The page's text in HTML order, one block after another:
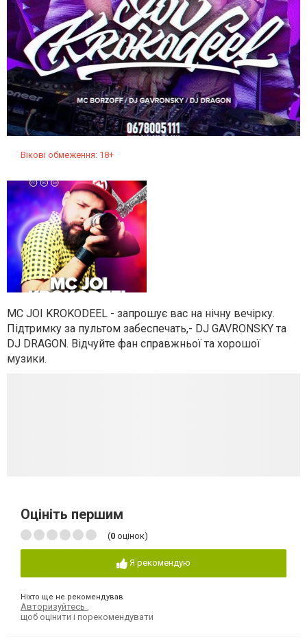
Вікові обмеження: 18+
MC JOI KROKODEEL - запрошує вас на нічну вечірку.
Підтримку за пультом забеспечать,- DJ GAVRONSKY та
DJ DRAGON. Відчуйте фан справжньої та хорошої
музики.
Оцініть першим
(0 оцінок)
Я рекомендую
Ніхто ще не рекомендував
Авторизуйтесь
щоб оцінити і порекомендувати